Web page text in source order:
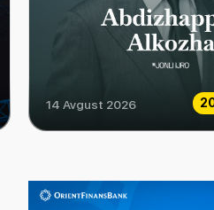
ABDIZHAPPAR ALKOZHA
14 Avgust 2026